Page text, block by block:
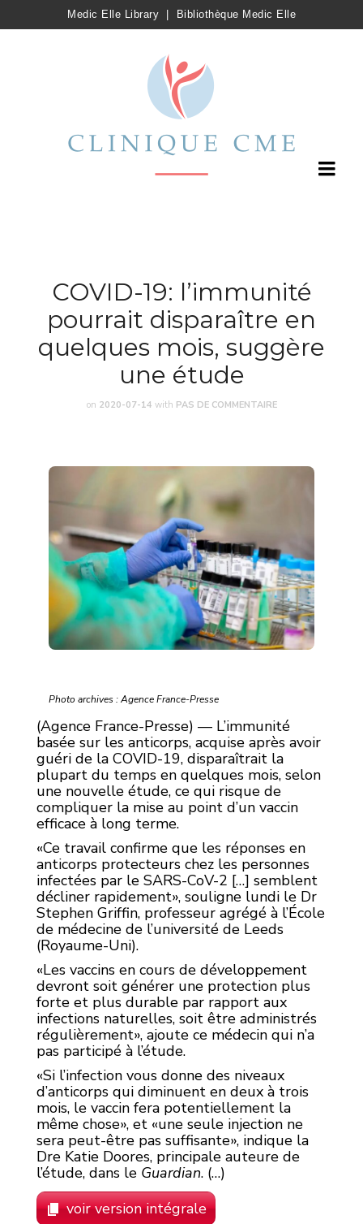
Medic Elle Library Bibliothèque Medic Elle
COVID-19: l’immunité
pourrait disparaître en
quelques mois, suggère
une étude
on 2020-07-14 with PAS DE COMMENTAIRE
Photo archives : Agence France-Presse
(Agence France-Presse) — L’immunité
basée sur les anticorps, acquise après avoir
guéri de la COVID-19, disparaîtrait la
plupart du temps en quelques mois, selon
une nouvelle étude, ce qui risque de
compliquer la mise au point d’un vaccin
efficace à long terme.
«Ce travail confirme que les réponses en
anticorps protecteurs chez les personnes
infectées par le SARS-CoV-2 […] semblent
décliner rapidement», souligne lundi le Dr
Stephen Griffin, professeur agrégé à l’École
de médecine de l’université de Leeds
(Royaume-Uni).
«Les vaccins en cours de développement
devront soit générer une protection plus
forte et plus durable par rapport aux
infections naturelles, soit être administrés
régulièrement», ajoute ce médecin qui n’a
pas participé à l’étude.
«Si l’infection vous donne des niveaux
d’anticorps qui diminuent en deux à trois
mois, le vaccin fera potentiellement la
même chose», et «une seule injection ne
sera peut-être pas suffisante», indique la
Dre Katie Doores, principale auteure de
l’étude, dans le Guardian. (…)
voir version intégrale